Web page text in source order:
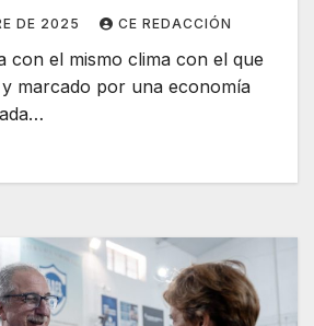
DE 2025 CE REDACCIÓN
con el mismo clima con el que
marcado por una economía